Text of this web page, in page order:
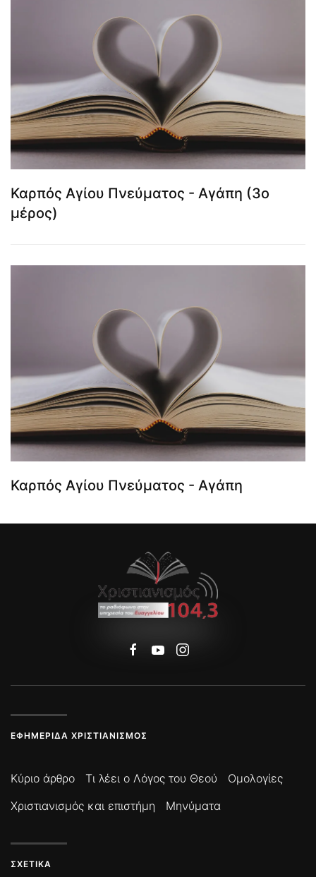
Καρπός Αγίου Πνεύματος - Αγάπη (3ο
μέρος)
Καρπός Αγίου Πνεύματος - Αγάπη
ΕΦΗΜΕΡΊΔΑ ΧΡΙΣΤΙΑΝΙΣΜΌΣ
Κύριο άρθρο Τι λέει ο Λόγος του Θεού
Ομολογίες
Χριστιανισμός και επιστήμη
Μηνύματα
ΣΧΕΤΙΚΆ